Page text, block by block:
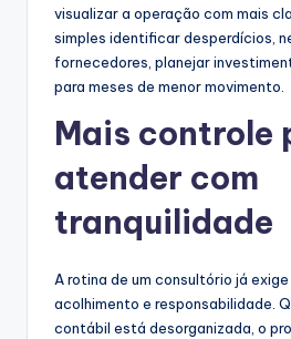
visualizar a operação com mais
simples identificar desperdícios,
fornecedores, planejar
para meses de menor movimento.
Mais controle
atender com
tranquilidade
A rotina de um consultório já
acolhimento e responsabilidade.
contábil está desorganizada, o